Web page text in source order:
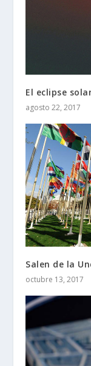
El eclipse
agosto 22, 2017
Salen de la
octubre 13, 2017